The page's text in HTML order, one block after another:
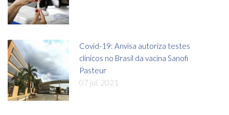
Covid-19: Anvisa autoriza testes
clínicos no Brasil da vacina Sanofi
Pasteur
07 jul, 2021